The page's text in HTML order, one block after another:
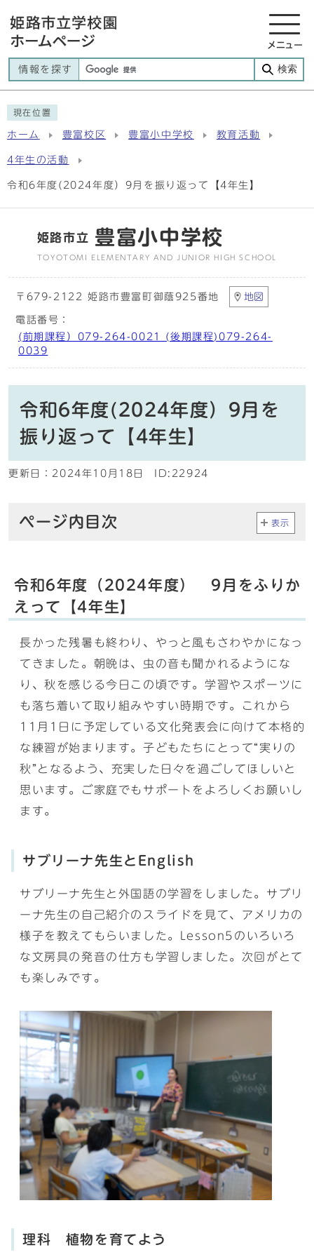
メニュー
情報を探す 検索
現在位置
ホーム 豊富校区 豊富小中学校 教育活動
4年生の活動
令和6年度(2024年度）9月を振り返って【4年生】
姫路市立 豊富小中学校
TOYOTOMI ELEMENTARY AND JUNIOR HIGH SCHOOL
〒679-2122 姫路市豊富町御蔭925番地 地図
電話番号：
(前期課程）079-264-0021 (後期課程)079-264-
0039
令和6年度(2024年度）9月を
振り返って【4年生】
更新日： 2024年10月18日 ID:22924
ページ内目次 表示
令和6年度（2024年度） 9月をふりか
えって【4年生】
長かった残暑も終わり、やっと風もさわやかになっ
てきました。朝晩は、虫の音も聞かれるようにな
り、秋を感じる今日この頃です。学習やスポーツに
も落ち着いて取り組みやすい時期です。これから
11月1日に予定している文化発表会に向けて本格的
な練習が始まります。子どもたちにとって“実りの
秋”となるよう、充実した日々を過ごしてほしいと
思います。ご家庭でもサポートをよろしくお願いし
ます。
サブリーナ先生とEnglish
サブリーナ先生と外国語の学習をしました。サブリ
ーナ先生の自己紹介のスライドを見て、アメリカの
様子を教えてもらいました。Lesson5のいろいろ
な文房具の発音の仕方も学習しました。次回がとて
も楽しみです。
理科 植物を育てよう